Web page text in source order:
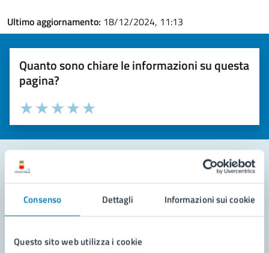
Consenso Dettagli Informazioni sui cookie
Questo sito web utilizza i cookie
Ultimo aggiornamento: 18/12/2024, 11:13
Quanto sono chiare le informazioni su questa
pagina?
Valuta la chiarezza delle informazioni (da 1 a 5 stelle)
Seleziona il numero di stelle per valutare la chiarezza delle
Valuta 5 stelle su 5
Valuta 4 stelle su 5
Valuta 3 stelle su 5
Valuta 2 stelle su 5
Valuta 1 stelle su 5
Leggi le domande frequenti
Richiedi assistenza